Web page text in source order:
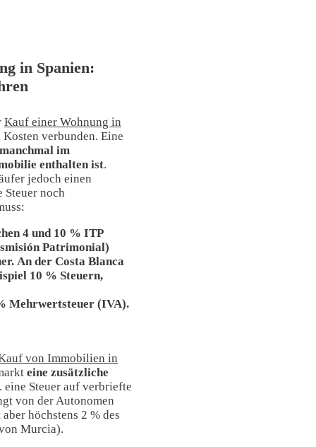
in Spanien:
Kauf einer Wohnung in
verbunden. Eine
im
enthalten ist.
jedoch einen
Steuer noch
4 und 10 % ITP
Patrimonial)
An der Costa Blanca
10 % Steuern,
Mehrwertsteuer (IVA).
von Immobilien in
eine zusätzliche
eine Steuer auf verbriefte
von der Autonomen
höchstens 2 % des
Murcia).